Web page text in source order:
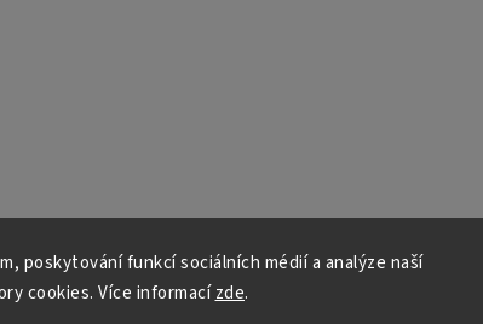
poskytování funkcí sociálních médií a analýze naší
cookies. Více informacízde.